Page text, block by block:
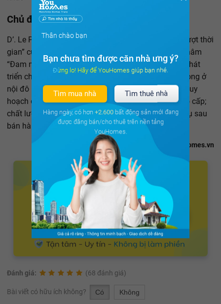
Chủ đầu tư uy tín
D’. Le Pont D’or là dự án nằm trong chuỗi “Kiệt tác vượt thời
gian” của Tập đoàn Tân Hoàng Minh. Với phương châm
“Đam mê và hoàn hảo”, Tân Hoàng Minh tập trung phát
triển chuỗi bất động sản cao cấp và thực sự sang trọng ở
nội đô Hà Nội theo 5 tiêu chí: vị trí đắc địa; thiết kế, quy
hoạch đồng bộ; vật liệu và trang thiết bị sử dụng cao cấp;
chất lượng thi công và xây dựng hàng đầu và dịch vụ sau
bán hàng chuyên nghiệp.
YouHomes.vn
Đánh giá: (68 đánh giá)
Bài viết có hữu ích không? Có Không
Thân chào bạn
Bạn chưa tìm được căn nhà ưng ý?
Đừng lo! Hãy để YouHomes giúp bạn nhé.
Tìm mua nhà Tìm thuê nhà
Hàng ngày, có hơn +2.600bất động sản mới đang
được đăng bán/cho thuê trên nền tảng
YouHomes.